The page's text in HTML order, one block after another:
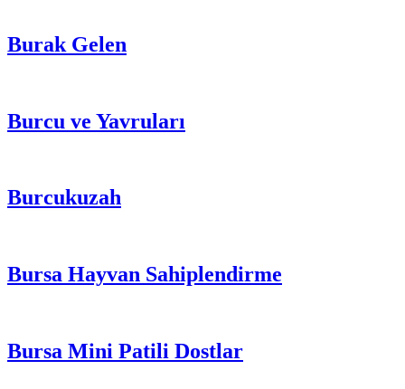
Burak Gelen
Burcu ve Yavruları
Burcukuzah
Bursa Hayvan Sahiplendirme
Bursa Mini Patili Dostlar